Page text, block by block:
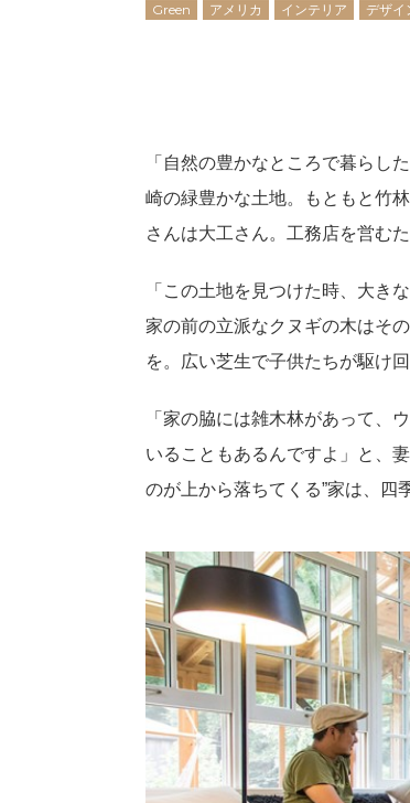
Green アメリカ インテリア デザイ
「自然の豊かなところで暮らし
崎の緑豊かな土地。もともと竹
さんは大工さん。工務店を営む
「この土地を見つけた時、大き
家の前の立派なクヌギの木はそ
を。広い芝生で子供たちが駆け
「家の脇には雑木林があって、
いることもあるんですよ」と、
のが上から落ちてくる”家は、四